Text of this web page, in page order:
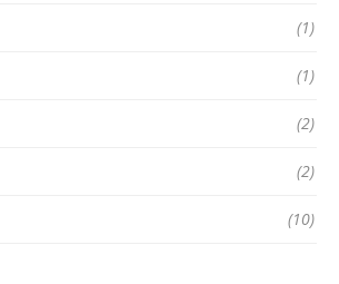
(1)
(1)
(2)
(2)
(10)